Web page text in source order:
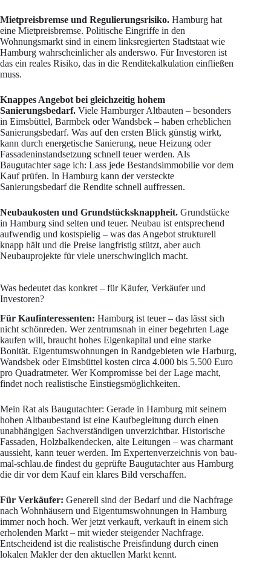
Mietpreisbremse und Regulierungsrisiko. Hamburg hat
eine Mietpreisbremse. Politische Eingriffe in den
Wohnungsmarkt sind in einem linksregierten Stadtstaat wie
Hamburg wahrscheinlicher als anderswo. Für Investoren ist
das ein reales Risiko, das in die Renditekalkulation einfließen
muss.
Knappes Angebot bei gleichzeitig hohem
Sanierungsbedarf. Viele Hamburger Altbauten – besonders
in Eimsbüttel, Barmbek oder Wandsbek – haben erheblichen
Sanierungsbedarf. Was auf den ersten Blick günstig wirkt,
kann durch energetische Sanierung, neue Heizung oder
Fassadeninstandsetzung schnell teuer werden. Als
Baugutachter sage ich: Lass jede Bestandsimmobilie vor dem
Kauf prüfen. In Hamburg kann der versteckte
Sanierungsbedarf die Rendite schnell auffressen.
Neubaukosten und Grundstücksknappheit. Grundstücke
in Hamburg sind selten und teuer. Neubau ist entsprechend
aufwendig und kostspielig – was das Angebot strukturell
knapp hält und die Preise langfristig stützt, aber auch
Neubauprojekte für viele unerschwinglich macht.
Was bedeutet das konkret – für Käufer, Verkäufer und
Investoren?
Für Kaufinteressenten: Hamburg ist teuer – das lässt sich
nicht schönreden. Wer zentrumsnah in einer begehrten Lage
kaufen will, braucht hohes Eigenkapital und eine starke
Bonität. Eigentumswohnungen in Randgebieten wie Harburg,
Wandsbek oder Eimsbüttel kosten circa 4.000 bis 5.500 Euro
pro Quadratmeter. Wer Kompromisse bei der Lage macht,
findet noch realistische Einstiegsmöglichkeiten.
Mein Rat als Baugutachter: Gerade in Hamburg mit seinem
hohen Altbaubestand ist eine Kaufbegleitung durch einen
unabhängigen Sachverständigen unverzichtbar. Historische
Fassaden, Holzbalkendecken, alte Leitungen – was charmant
aussieht, kann teuer werden. Im Expertenverzeichnis von bau-
mal-schlau.de findest du geprüfte Baugutachter aus Hamburg
die dir vor dem Kauf ein klares Bild verschaffen.
Für Verkäufer: Generell sind der Bedarf und die Nachfrage
nach Wohnhäusern und Eigentumswohnungen in Hamburg
immer noch hoch. Wer jetzt verkauft, verkauft in einem sich
erholenden Markt – mit wieder steigender Nachfrage.
Entscheidend ist die realistische Preisfindung durch einen
lokalen Makler der den aktuellen Markt kennt.